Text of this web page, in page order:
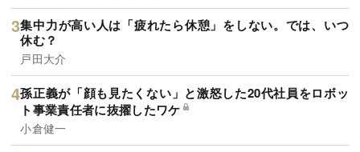
集中力が高い人は「疲れたら休憩」をしない。では、いつ
休む？
戸田大介
孫正義が「顔も見たくない」と激怒した20代社員をロボッ
ト事業責任者に抜擢したワケ
小倉健一